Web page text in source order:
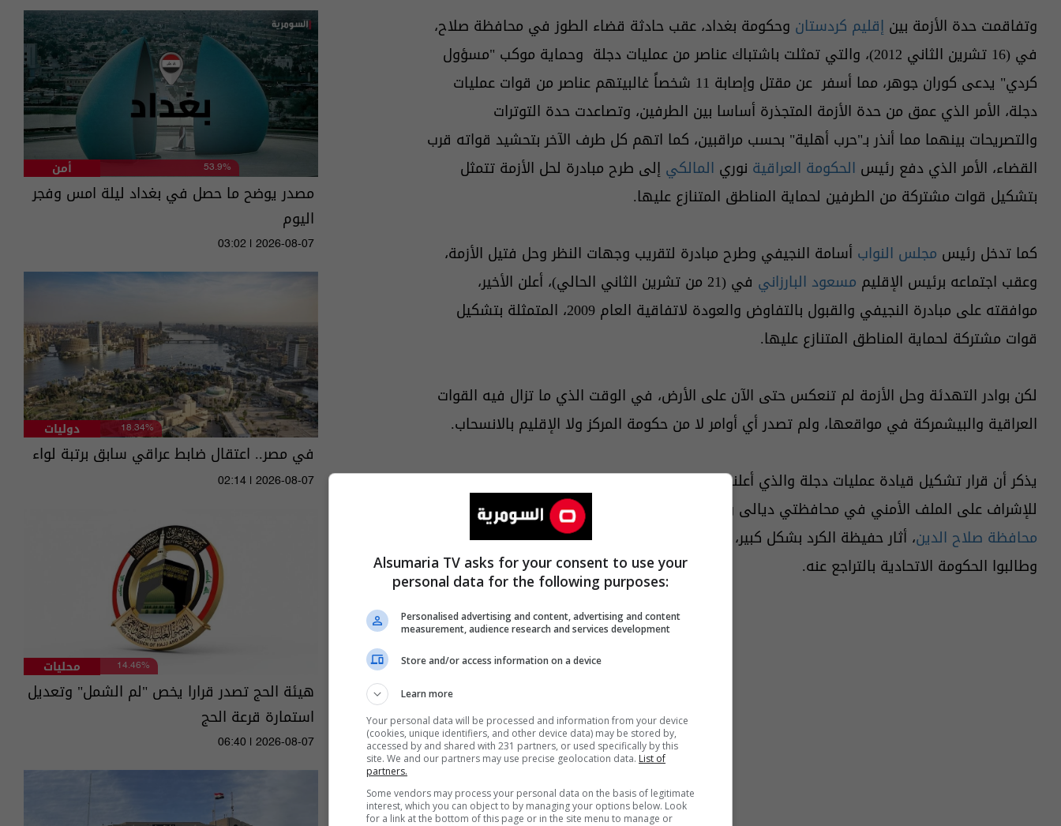
وتفاقمت حدة الأزمة بين إقليم كردستان وحكومة بغداد، عقب حادثة قضاء الطوز في محافظة صلاح،
في (16 تشرين الثاني 2012)، والتي تمثلت باشتباك عناصر من عمليات دجلة وحماية موكب "مسؤول
كردي" يدعى كوران جوهر، مما أسفر عن مقتل وإصابة 11 شخصاً غالبيتهم عناصر من قوات عمليات
دجلة، الأمر الذي عمق من حدة الأزمة المتجذرة أساسا بين الطرفين، وتصاعدت حدة التوترات
والتصريحات بينهما مما أنذر بـ"حرب أهلية" بحسب مراقبين، كما اتهم كل طرف الآخر بتحشيد قواته قرب
القضاء، الأمر الذي دفع رئيس الحكومة العراقية نوري المالكي إلى طرح مبادرة لحل الأزمة تتمثل
بتشكيل قوات مشتركة من الطرفين لحماية المناطق المتنازع عليها.
كما تدخل رئيس مجلس النواب أسامة النجيفي وطرح مبادرة لتقريب وجهات النظر وحل فتيل الأزمة،
وعقب اجتماعه برئيس الإقليم مسعود البارزاني
في (21 من تشرين الثاني الحالي)، أعلن الأخير،
موافقته على مبادرة النجيفي والقبول بالتفاوض والعودة لاتفاقية العام 2009، المتمثلة بتشكيل
قوات مشتركة لحماية المناطق المتنازع عليها.
لكن بوادر التهدئة وحل الأزمة لم تنعكس حتى الآن على الأرض، في الوقت الذي ما تزال فيه القوات
العراقية والبيشمركة في مواقعها، ولم تصدر أي أوامر لا من حكومة المركز ولا الإقليم بالانسحاب.
يذكر أن قرار تشكيل قيادة عمليات دجلة والذي أعلنت عنهوزارة الدفاع العراقية
في (3 تموز 2012)،
للإشراف على الملف الأمني في محافظتي ديالى وكركوك، وانضمت إليها فيما بعد
محافظة صلاح الدين، أثار حفيظة الكرد بشكل كبير، إذ اعتبروه "لعبة" سياسية وأمنية وعسكرية،
وطالبوا الحكومة الاتحادية بالتراجع عنه.
أمن 53.9%
مصدر يوضح ما حصل في بغداد ليلة امس وفجر
اليوم
03:02 | 2026-08-07
دوليات 18.34%
في مصر.. اعتقال ضابط عراقي سابق برتبة لواء
02:14 | 2026-08-07
محليات 14.46%
هيئة الحج تصدر قرارا يخص "لم الشمل" وتعديل
استمارة قرعة الحج
06:40 | 2026-08-07
Alsumaria TV asks for your consent to use your
personal data for the following purposes:
Personalised advertising and content, advertising and content
measurement, audience research and services development
Store and/or access information on a device
Learn more
Your personal data will be processed and information from your device
(cookies, unique identifiers, and other device data) may be stored by,
accessed by and shared with 231 partners, or used specifically by this
site. We and our partners may use precise geolocation data. List of
partners.
Some vendors may process your personal data on the basis of legitimate
interest, which you can object to by managing your options below. Look
for a link at the bottom of this page or in the site menu to manage or